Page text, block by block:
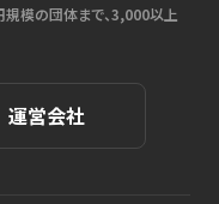
模の団体まで、3,000以上
運営会社